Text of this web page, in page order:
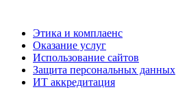
Этика и комплаенс
Оказание услуг
Использование сайтов
Защита персональных данных
ИТ аккредитация